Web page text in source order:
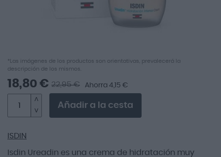
Saltar
al
comienzo
galería
de
*Las imágenes de los productos son orientativas, prevalecerá la
descripción de los mismos.
ISDIN
Isdin Ureadin es una crema de hidratación muy
18,80 € 22,95 € Ahorra 4,15 €
Añadir a la cesta